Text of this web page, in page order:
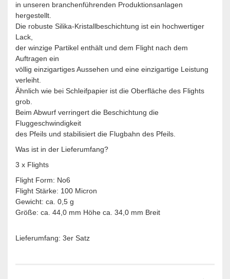
in unseren branchenführenden Produktionsanlagen
hergestellt.
Die robuste Silika-Kristallbeschichtung ist ein hochwertiger
Lack,
der winzige Partikel enthält und dem Flight nach dem
Auftragen ein
völlig einzigartiges Aussehen und eine einzigartige Leistung
verleiht.
Ähnlich wie bei Schleifpapier ist die Oberfläche des Flights
grob.
Beim Abwurf verringert die Beschichtung die
Fluggeschwindigkeit
des Pfeils und stabilisiert die Flugbahn des Pfeils.
Was ist in der Lieferumfang?
3 x Flights
Flight Form: No6
Flight Stärke: 100 Micron
Gewicht: ca. 0,5 g
Größe: ca. 44,0 mm Höhe ca. 34,0 mm Breit
Lieferumfang: 3er Satz